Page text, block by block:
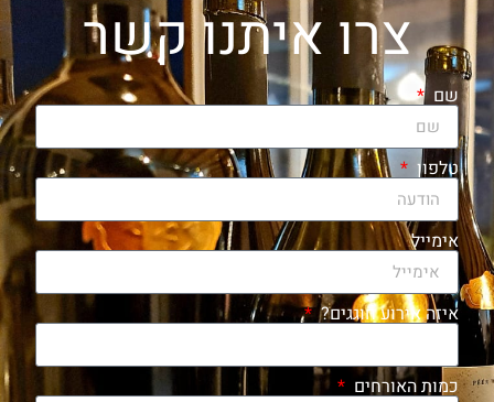
צרו איתנו קשר
שם
טלפון
אימייל
איזה אירוע חוגגים?
כמות האורחים